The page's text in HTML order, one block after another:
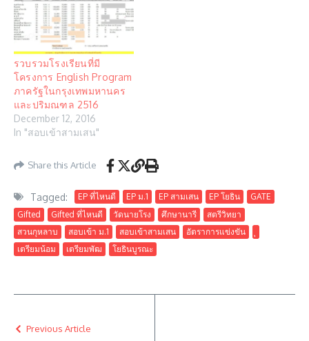
รวบรวมโรงเรียนที่มี
โครงการ English Program
ภาครัฐในกรุงเทพมหานคร
และปริมณฑล 2516
December 12, 2016
In "สอบเข้าสามเสน"
Share this Article
Tagged: EP ที่ไหนดี EP ม.1 EP สามเสน EP โยธิน
GATE
Gifted
Gifted ที่ไหนดี วัดนายโรง ศึกษานารี
สตรีวิทยา
สวนกุหลาบ
สอบเข้า ม.1 สอบเข้าสามเสน
อัตราการแข่งขัน
เตรียมน้อม
เตรียมพัฒ โยธินบูรณะ
Previous Article